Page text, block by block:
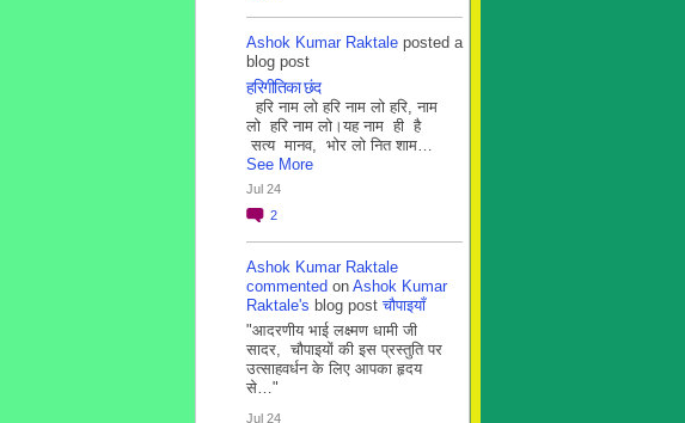
Ashok Kumar Raktale posted a
blog post
हरिगीतिका छंद
हरि नाम लो हरि नाम लो हरि, नाम
लो हरि नाम लो।यह नाम ही है
सत्य मानव, भोर लो नित शाम…
See More
Jul 24
2
Ashok Kumar Raktale
commented on Ashok Kumar
Raktale's blog postचौपाइयाँ
"आदरणीय भाई लक्ष्मण धामी जी
सादर, चौपाइयों की इस प्रस्तुति पर
उत्साहवर्धन के लिए आपका हृदय
से…"
Jul 24